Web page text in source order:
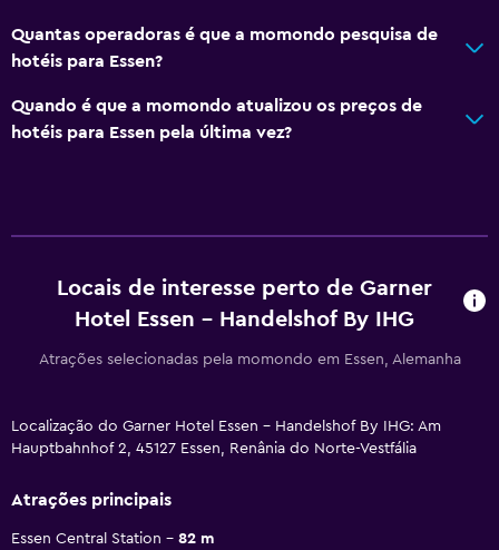
Quantas operadoras é que a momondo pesquisa de
hotéis para Essen?
Quando é que a momondo atualizou os preços de
hotéis para Essen pela última vez?
Locais de interesse perto de Garner
Hotel Essen - Handelshof By IHG
Atrações selecionadas pela momondo em Essen, Alemanha
Localização do Garner Hotel Essen - Handelshof By IHG: Am
Hauptbahnhof 2, 45127 Essen, Renânia do Norte-Vestfália
Atrações principais
Essen Central Station
82 m